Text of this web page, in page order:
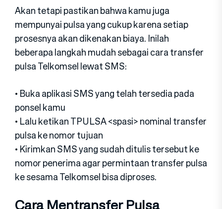
Akan tetapi pastikan bahwa kamu juga
mempunyai pulsa yang cukup karena setiap
prosesnya akan dikenakan biaya. Inilah
beberapa langkah mudah sebagai cara transfer
pulsa Telkomsel lewat SMS:
• Buka aplikasi SMS yang telah tersedia pada
ponsel kamu
• Lalu ketikan TPULSA <spasi> nominal transfer
pulsa ke nomor tujuan
• Kirimkan SMS yang sudah ditulis tersebut ke
nomor penerima agar permintaan transfer pulsa
ke sesama Telkomsel bisa diproses.
Cara Mentransfer Pulsa